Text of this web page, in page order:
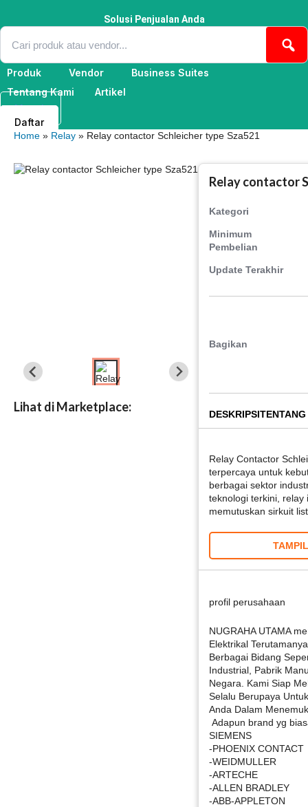
konten
Solusi Penjualan Anda
Produk Vendor
Business Suites
Tentang Kami
Artikel
Masuk
Daftar
Home » Relay » Relay contactor Schleicher type Sza521
Lihat di Marketplace:
Relay contactor
Kategori
Minimum
Pembelian
Update Terakhir
Bagikan
DESKRIPSI
Relay Contactor
terpercaya untuk
berbagai sektor
teknologi terkini,
memutuskan sirkuit
profil perusahaan
NUGRAHA UTAMA
Elektrikal
Berbagai Bidang
Industrial, Pabrik
Negara. Kami Siap
Selalu Berupaya
Anda Dalam
Adapun brand yg
SIEMENS
-PHOENIX CONTACT
-WEIDMULLER
-ARTECHE
-ALLEN BRADLEY
-ABB-APPLETON